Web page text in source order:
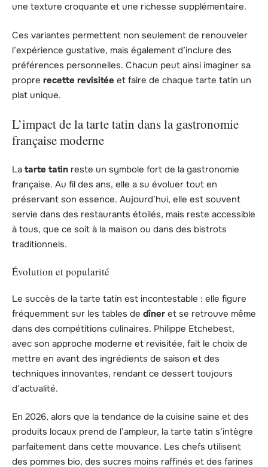
une texture croquante et une richesse supplémentaire.
Ces variantes permettent non seulement de renouveler
l’expérience gustative, mais également d’inclure des
préférences personnelles. Chacun peut ainsi imaginer sa
propre recette revisitée et faire de chaque tarte tatin un
plat unique.
L’impact de la tarte tatin dans la gastronomie
française moderne
La tarte tatin reste un symbole fort de la gastronomie
française. Au fil des ans, elle a su évoluer tout en
préservant son essence. Aujourd’hui, elle est souvent
servie dans des restaurants étoilés, mais reste accessible
à tous, que ce soit à la maison ou dans des bistrots
traditionnels.
Évolution et popularité
Le succès de la tarte tatin est incontestable : elle figure
fréquemment sur les tables de dîner et se retrouve même
dans des compétitions culinaires. Philippe Etchebest,
avec son approche moderne et revisitée, fait le choix de
mettre en avant des ingrédients de saison et des
techniques innovantes, rendant ce dessert toujours
d’actualité.
En 2026, alors que la tendance de la cuisine saine et des
produits locaux prend de l’ampleur, la tarte tatin s’intègre
parfaitement dans cette mouvance. Les chefs utilisent
des pommes bio, des sucres moins raffinés et des farines